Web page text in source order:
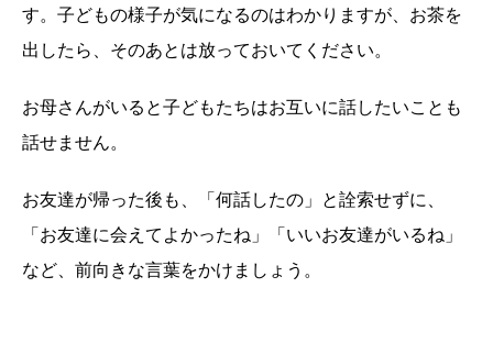
す。子どもの様子が気になるのはわかりますが、お茶を
出したら、そのあとは放っておいてください。
お母さんがいると子どもたちはお互いに話したいことも
話せません。
お友達が帰った後も、「何話したの」と詮索せずに、
「お友達に会えてよかったね」「いいお友達がいるね」
など、前向きな言葉をかけましょう。